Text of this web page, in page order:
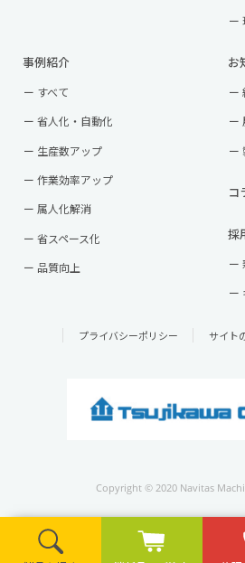
事例紹介
すべて
省人化・自動化
生産数アップ
作業効率アップ
属人化解消
省スペース化
品質向上
お
コ
採
プライバシーポリシー サイト
Copyright © 2020 Navitas